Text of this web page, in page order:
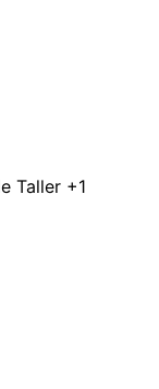
Taller +1